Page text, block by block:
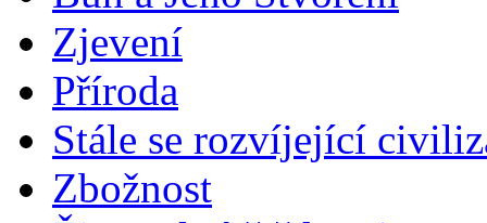
Zjevení
Příroda
Stále se rozvíjející
Zbožnost